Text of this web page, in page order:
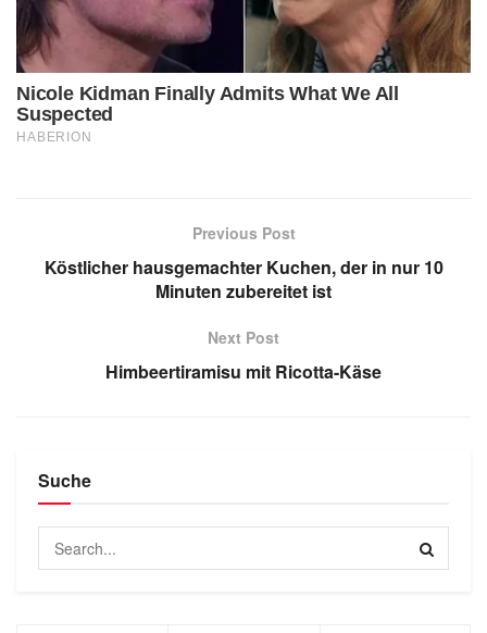
Previous Post
Köstlicher hausgemachter Kuchen, der in nur 10
Minuten zubereitet ist
Next Post
Himbeertiramisu mit Ricotta-Käse
Suche